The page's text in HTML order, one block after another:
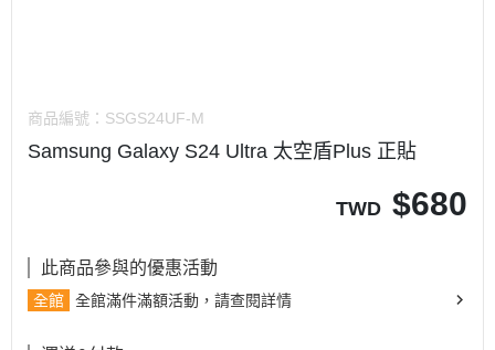
商品編號： SSGS24UF-M
Samsung Galaxy S24 Ultra 太空盾Plus 正貼
TWD $680
此商品參與的優惠活動
全館 全館滿件滿額活動，請查閱詳情